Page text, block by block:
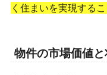
く住まいを実現するこ
物件の市場価値